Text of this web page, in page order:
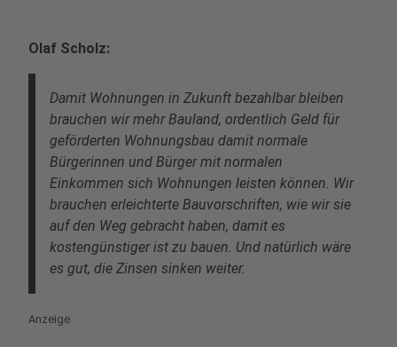
Olaf Scholz:
Damit Wohnungen in Zukunft bezahlbar bleiben
brauchen wir mehr Bauland, ordentlich Geld für
geförderten Wohnungsbau damit normale
Bürgerinnen und Bürger mit normalen
Einkommen sich Wohnungen leisten können. Wir
brauchen erleichterte Bauvorschriften, wie wir sie
auf den Weg gebracht haben, damit es
kostengünstiger ist zu bauen. Und natürlich wäre
es gut, die Zinsen sinken weiter.
Anzeige